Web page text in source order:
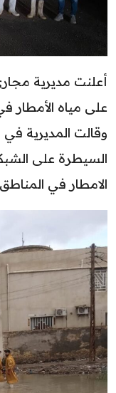
أعلنت مديرية
على مياه الأمطار
وقالت المديرية
السيطرة على
الامطار في